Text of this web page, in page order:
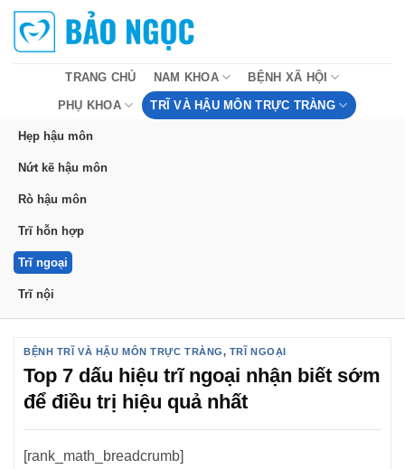
Bỏ
qua
nội
TRANG CHỦ NAM KHOA BỆNH XÃ HỘI
PHỤ KHOA TRĨ VÀ HẬU MÔN TRỰC TRÀNG
Hẹp hậu môn
Nứt kẽ hậu môn
Rò hậu môn
Trĩ hỗn hợp
Trĩ ngoại
Trĩ nội
BỆNH TRĨ VÀ HẬU MÔN TRỰC TRÀNG, TRĨ NGOẠI
Top 7 dấu hiệu trĩ ngoại nhận biết sớm
để điều trị hiệu quả nhất
[rank_math_breadcrumb]